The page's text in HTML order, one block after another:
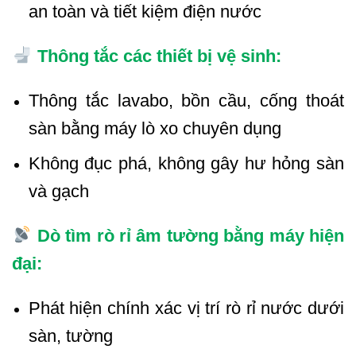
an toàn và tiết kiệm điện nước
Thông tắc các thiết bị vệ sinh:
Thông tắc lavabo, bồn cầu, cống thoát
sàn bằng máy lò xo chuyên dụng
Không đục phá, không gây hư hỏng sàn
và gạch
Dò tìm rò rỉ âm tường bằng máy hiện
đại:
Phát hiện chính xác vị trí rò rỉ nước dưới
sàn, tường